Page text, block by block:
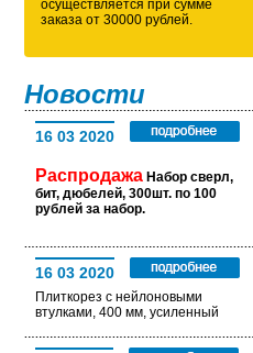
осуществляется при сумме
заказа от 30000 рублей.
Новости
16 03 2020
Распродажа Набор сверл,
бит, дюбелей, 300шт. по 100
рублей за набор.
16 03 2020
Плиткорез с нейлоновыми
втулками, 400 мм, усиленный